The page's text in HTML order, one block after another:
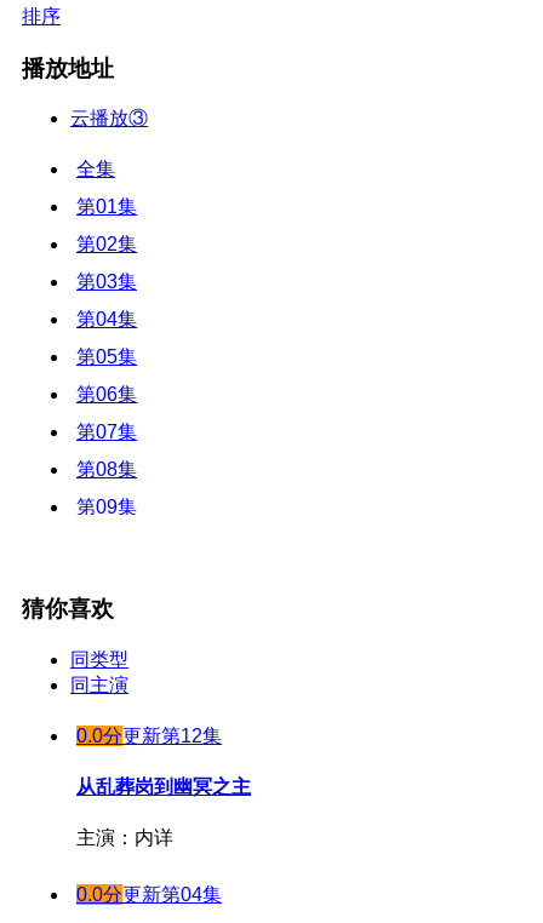
排序
播放地址
云播放③
全集
第01集
第02集
第03集
第04集
第05集
第06集
第07集
第08集
第09集
第12集
第13集
第14集
第15集
第18集
第19集
猜你喜欢
同类型
同主演
0.0分更新第12集
从乱葬岗到幽冥之主
主演：内详
0.0分更新第04集